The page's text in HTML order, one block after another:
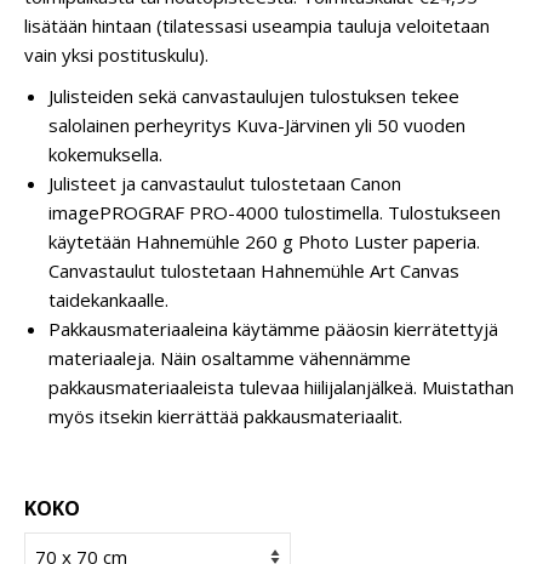
lisätään hintaan (tilatessasi useampia tauluja veloitetaan
vain yksi postituskulu).
Julisteiden sekä canvastaulujen tulostuksen tekee
salolainen perheyritys Kuva-Järvinen yli 50 vuoden
kokemuksella.
Julisteet ja canvastaulut tulostetaan Canon
imagePROGRAF PRO-4000 tulostimella. Tulostukseen
käytetään Hahnemühle 260 g Photo Luster paperia.
Canvastaulut tulostetaan Hahnemühle Art Canvas
taidekankaalle.
Pakkausmateriaaleina käytämme pääosin kierrätettyjä
materiaaleja. Näin osaltamme vähennämme
pakkausmateriaaleista tulevaa hiilijalanjälkeä. Muistathan
myös itsekin kierrättää pakkausmateriaalit.
KOKO